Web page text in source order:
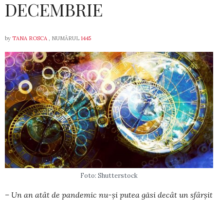
DECEMBRIE
by TANA ROSCA , NUMĂRUL 1445
Foto: Shutterstock
– Un an atât de pandemic nu-și putea găsi decât un sfârșit